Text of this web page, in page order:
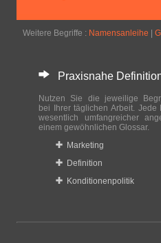
Weitere Begriffe : Namensanleihe
Praxisnahe
Nutzen Sie die jeweilige
bei Ihrer täglichen Arbeit. Jede
wesentlich umfangreicher
einem gewöhnlichen Glossar.
Marketing
Definition
Konditionenpolitik